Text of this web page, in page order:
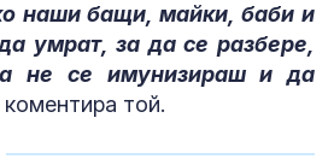
наши бащи, майки, баби и
умрат, за да се разбере,
не се имунизираш и да
коментира той.